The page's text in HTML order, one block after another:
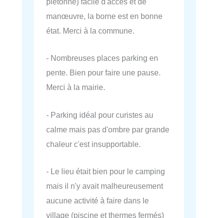
manœuvre, la borne est en bonne
état. Merci à la commune.
- Nombreuses places parking en
pente. Bien pour faire une pause.
Merci à la mairie.
- Parking idéal pour curistes au
calme mais pas d'ombre par grande
chaleur c'est insupportable.
- Le lieu était bien pour le camping
mais il n'y avait malheureusement
aucune activité à faire dans le
village (piscine et thermes fermés)